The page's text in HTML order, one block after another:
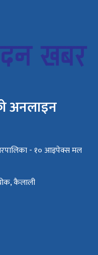
अनलाइन
- १० आइपेक्स मल
कैलाली